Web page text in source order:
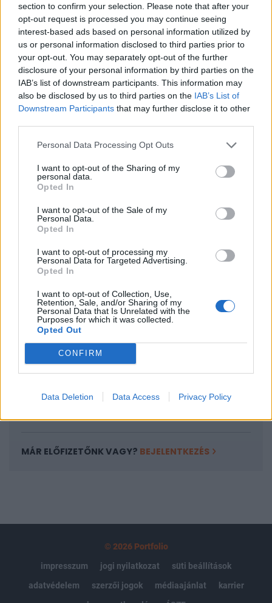
section to confirm your selection. Please note that after your
opt-out request is processed you may continue seeing
interest-based ads based on personal information utilized by
us or personal information disclosed to third parties prior to
your opt-out. You may separately opt-out of the further
disclosure of your personal information by third parties on the
IAB’s list of downstream participants. This information may
also be disclosed by us to third parties on the IAB’s List of
Downstream Participants that may further disclose it to other
Personal Data Processing Opt Outs
I want to opt-out of the Sharing of my
personal data.
Opted In
I want to opt-out of the Sale of my
Personal Data.
Opted In
I want to opt-out of processing my
Personal Data for Targeted Advertising.
Opted In
I want to opt-out of Collection, Use,
Retention, Sale, and/or Sharing of my
Personal Data that Is Unrelated with the
Purposes for which it was collected.
Opted Out
CONFIRM
Data Deletion Data Access Privacy Policy
A kormány a héten eljuttatja az országos
keresetemelési ajánlásról készült javaslatát a
szociális partnereknek. A javaslat várhatóan
differenciált minimálbérre vonatkozik majd a
képzettség szintjétől függően. Az MSZOSZ
javaslata nem áll messze a kabinet ajánlásától a
minimálbér mértékét illetően.
Veres János pénzügyminiszter a költségvetési tervekről
szólva a közelmúltban 3 százalékos reálbéremelést tartott
inflációs mértéket. Az MTI információi szerint az MSZOSZ
javaslatában alig magasabb, 4 százalékos reálbér növelési
részéről. A kormány...
KEDVES OLVASÓNK!
A keresett cikk a portfolio.hu hírarchívumához
tartozik, melynek olvasása előfizetéses
regisztrációhoz kötött.
Az előfizetés a következőket tartalmazza:
Portfolio.hu teljes cikkarchívum
Kötéslisták: BÉT elmúlt 2 év napon belüli
kötéslistái
MÁR ELŐFIZETŐNK VAGY? BEJELENTKEZÉS
© 2026 Portfolio
impresszum
jogi nyilatkozat
süti beállítások
adatvédelem
szerzői jogok médiaajánlat
karrier